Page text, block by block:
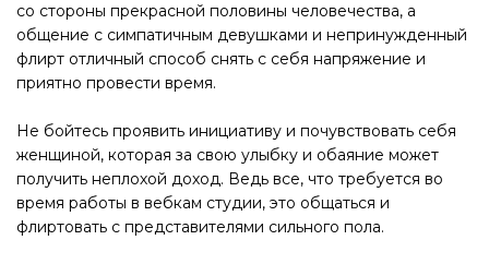
со стороны прекрасной половины человечества, а
общение с симпатичным девушками и непринужденный
флирт отличный способ снять с себя напряжение и
приятно провести время.
Не бойтесь проявить инициативу и почувствовать себя
женщиной, которая за свою улыбку и обаяние может
получить неплохой доход. Ведь все, что требуется во
время работы в вебкам студии, это общаться и
флиртовать с представителями сильного пола.